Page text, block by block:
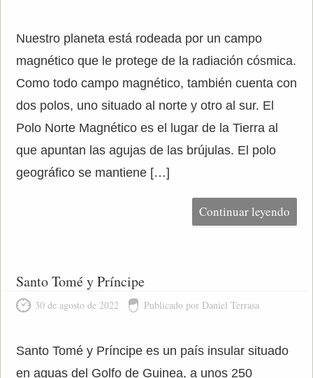
Nuestro planeta está rodeada por un campo
magnético que le protege de la radiación cósmica.
Como todo campo magnético, también cuenta con
dos polos, uno situado al norte y otro al sur. El
Polo Norte Magnético es el lugar de la Tierra al
que apuntan las agujas de las brújulas. El polo
geográfico se mantiene […]
Continuar leyendo
Santo Tomé y Príncipe
30 de agosto de 2022 Publicado por Daniel Terrasa
Santo Tomé y Príncipe es un país insular situado
en aguas del Golfo de Guinea, a unos 250